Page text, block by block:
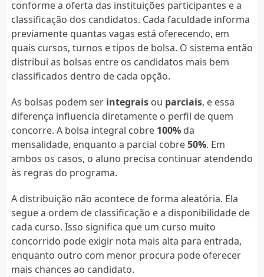
conforme a oferta das instituições participantes e a
classificação dos candidatos. Cada faculdade informa
previamente quantas vagas está oferecendo, em
quais cursos, turnos e tipos de bolsa. O sistema então
distribui as bolsas entre os candidatos mais bem
classificados dentro de cada opção.
As bolsas podem ser integraisou parciais, e essa
diferença influencia diretamente o perfil de quem
concorre. A bolsa integral cobre 100%da
mensalidade, enquanto a parcial cobre50%. Em
ambos os casos, o aluno precisa continuar atendendo
às regras do programa.
A distribuição não acontece de forma aleatória. Ela
segue a ordem de classificação e a disponibilidade de
cada curso. Isso significa que um curso muito
concorrido pode exigir nota mais alta para entrada,
enquanto outro com menor procura pode oferecer
mais chances ao candidato.